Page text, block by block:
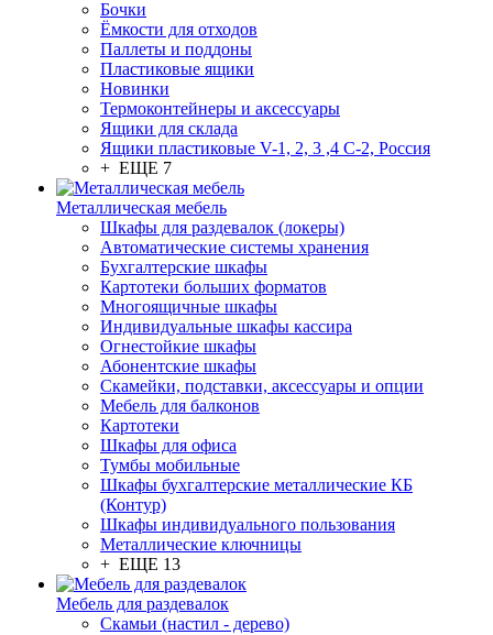
Бочки
Ёмкости для отходов
Паллеты и поддоны
Пластиковые ящики
Новинки
Термоконтейнеры и аксессуары
Ящики для склада
Ящики пластиковые V-1, 2, 3 ,4 С-2, Россия
+ ЕЩЕ 7
Металлическая мебель
Шкафы для раздевалок (локеры)
Автоматические системы хранения
Бухгалтерские шкафы
Картотеки больших форматов
Многоящичные шкафы
Индивидуальные шкафы кассира
Огнестойкие шкафы
Абонентские шкафы
Скамейки, подставки, аксессуары и опции
Мебель для балконов
Картотеки
Шкафы для офиса
Тумбы мобильные
Шкафы бухгалтерские металлические КБ
(Контур)
Шкафы индивидуального пользования
Металлические ключницы
+ ЕЩЕ 13
Мебель для раздевалок
Скамьи (настил - дерево)